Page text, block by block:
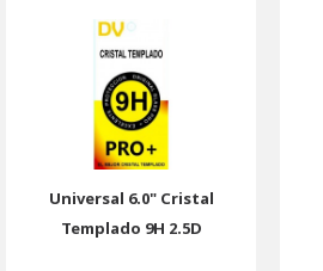
Universal 6.0" Cristal
Templado 9H 2.5D